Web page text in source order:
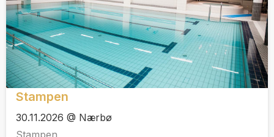
Stampen
30.11.2026 @ Nærbø